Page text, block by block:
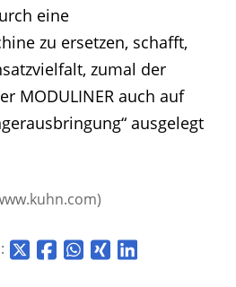
eine
zu ersetzen, schafft,
zumal der
MODULINER auch auf
ausgelegt